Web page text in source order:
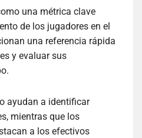
una métrica clave
de los jugadores en el
una referencia rápida
y evaluar sus
ayudan a identificar
mientras que los
a los efectivos